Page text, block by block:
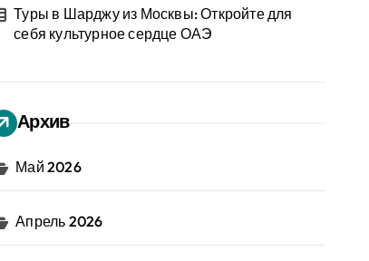
Туры в Шарджу из Москвы: Откройте для
себя культурное сердце ОАЭ
Архив
Май 2026
Апрель 2026